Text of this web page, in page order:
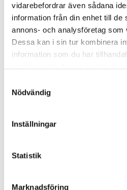
vidarebefordrar även sådana
information från din enhet till de
annons- och analysföretag som
Dessa kan i sin tur kombinera
information som du har
Nödvändig
Inställningar
Statistik
Marknadsföring